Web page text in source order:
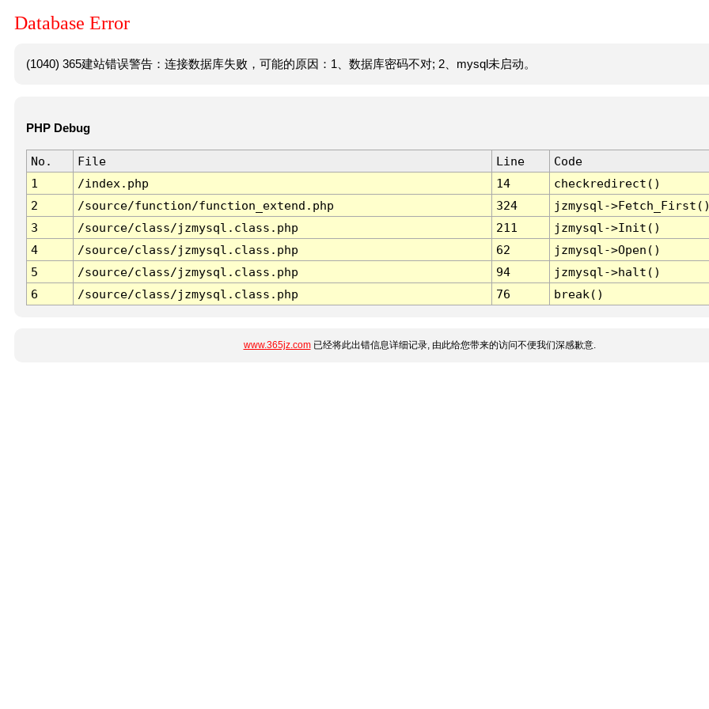
Database Error
(1040) 365建站错误警告：连接数据库失败，可能的原因：1、数据库密码不对; 2、mysql未启动。
PHP Debug
No. File Line
Code
1
/index.php 14
checkredirect()
2
/source/function/function_extend.php 324
jzmysql-
3
/source/class/jzmysql.class.php 211
jzmysql->Init()
4
/source/class/jzmysql.class.php 62
jzmysql->Open()
5
/source/class/jzmysql.class.php 94
jzmysql->halt()
6
/source/class/jzmysql.class.php 76 break()
www.365jz.com已经将此出错信息详细记录, 由此给您带来的访问不便我们深感歉意.